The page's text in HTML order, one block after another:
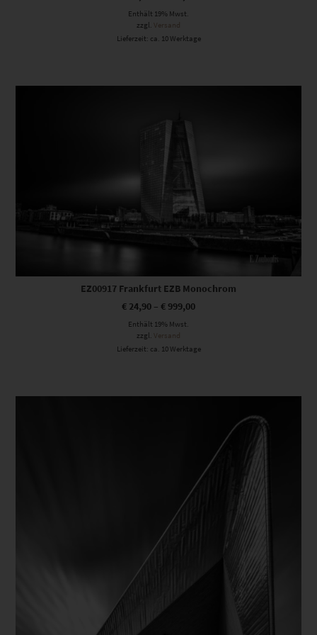
Enthält 19% Mwst.
zzgl. Versand
Lieferzeit: ca. 10 Werktage
Dieses Produkt weist mehrere Varianten auf. Die Optionen können auf der Produktseite gewählt werden
EZ00917 Frankfurt EZB Monochrom
€ 24,90 – € 999,00
Enthält 19% Mwst.
zzgl.
Versand
Lieferzeit: ca. 10 Werktage
Dieses Produkt weist mehrere Varianten auf. Die Optionen können auf der Produktseite gewählt werden